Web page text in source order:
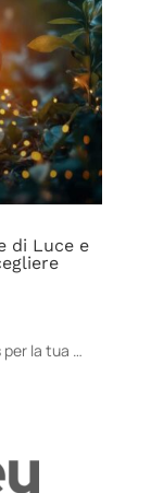
di Luce e
la tua …